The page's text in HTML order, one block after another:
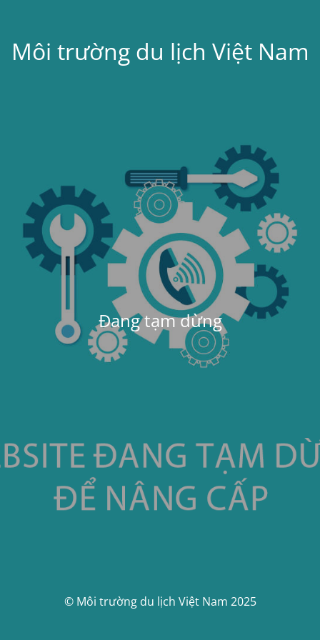
Môi trường du lịch Việt Nam
Đang tạm dừng
© Môi trường du lịch Việt Nam 2025